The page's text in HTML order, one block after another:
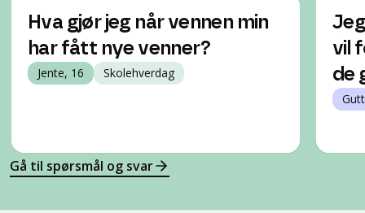
Hva gjør jeg når vennen min
har fått nye venner?
Jente, 16 Skolehverdag
vil
de
Gå til spørsmål og svar